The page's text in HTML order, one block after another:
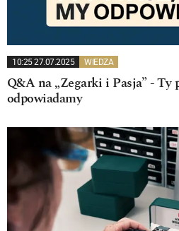
10:25 27.07.2025 WIEDZA
Q&A na „Zegarki i Pasja” - Ty
odpowiadamy